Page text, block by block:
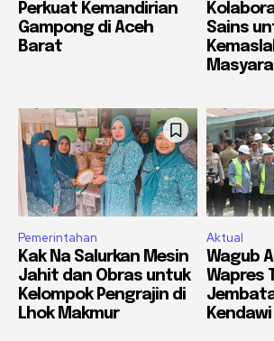
Perkuat Kemandirian
Gampong di Aceh
Barat
Sains
Pemerintahan
Kak Na Salurkan Mesin
Jahit dan Obras untuk
Kelompok Pengrajin di
Lhok Makmur
Aktual
Wagub
Wapres
Kendawi